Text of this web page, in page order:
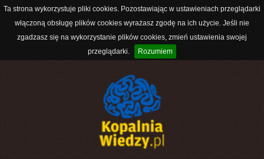
Ta strona wykorzystuje pliki cookies. Pozostawiając w ustawieniach przeglądarki
włączoną obsługę plików cookies wyrażasz zgodę na ich użycie. Jeśli nie
zgadzasz się na wykorzystanie plików cookies, zmień ustawienia swojej
przeglądarki.
Rozumiem